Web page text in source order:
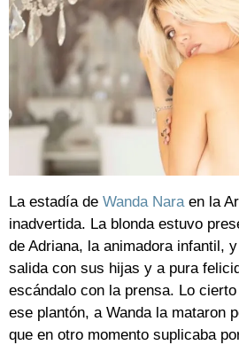
La estadía de Wanda Naraen la
inadvertida. La blonda estuvo
de Adriana, la animadora infantil,
salida con sus hijas y a pura
escándalo con la prensa. Lo
ese plantón, a Wanda la mataron
que en otro momento suplicaba